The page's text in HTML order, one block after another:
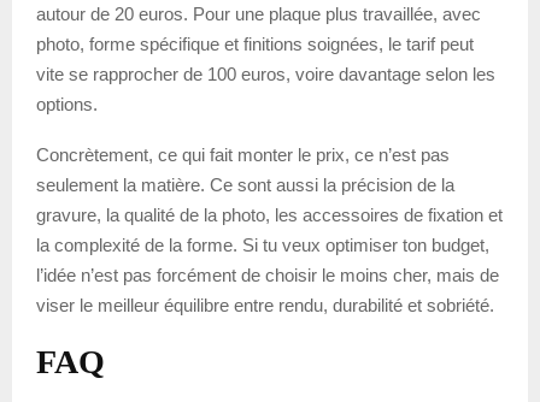
autour de 20 euros. Pour une plaque plus travaillée, avec
photo, forme spécifique et finitions soignées, le tarif peut
vite se rapprocher de 100 euros, voire davantage selon les
options.
Concrètement, ce qui fait monter le prix, ce n’est pas
seulement la matière. Ce sont aussi la précision de la
gravure, la qualité de la photo, les accessoires de fixation et
la complexité de la forme. Si tu veux optimiser ton budget,
l’idée n’est pas forcément de choisir le moins cher, mais de
viser le meilleur équilibre entre rendu, durabilité et sobriété.
FAQ